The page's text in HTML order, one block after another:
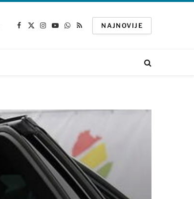
Facebook
X
Instagram
YouTube
WhatsApp
RSS
NAJNOVIJE